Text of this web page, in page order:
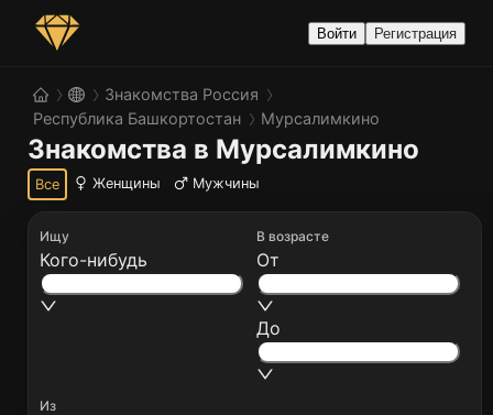
Войти Регистрация
Знакомства Россия
Республика Башкортостан
Мурсалимкино
Знакомства в Мурсалимкино
Все Женщины Мужчины
Ищу
Кого-нибудь
Из
В возрасте
От
До